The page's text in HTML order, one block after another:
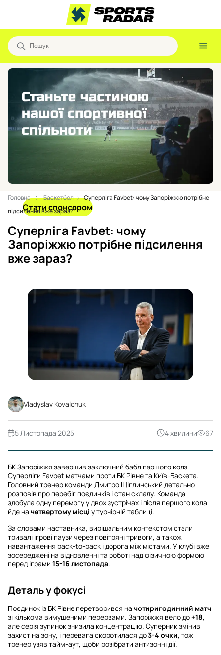
Стати спонсором
Головна Баскетбол
Суперліга Favbet: чому Запоріжжю потрібне
підсилення вже зараз?
Суперліга Favbet: чому
Запоріжжю потрібне підсилення
вже зараз?
Vladyslav Kovalchuk
4 хвилини 67
5 Листопада 2025
БК Запоріжжя завершив заключний бабл першого кола
Суперліги Favbet матчами проти БК Рівне та Київ-Баскета.
Головний тренер команди Дмитро Щіглинський детально
розповів про перебіг поєдинків і стан складу. Команда
здобула одну перемогу у двох зустрічах і після першого кола
йде на четвертому місці у турнірній таблиці.
За словами наставника, вирішальним контекстом стали
тривалі ігрові паузи через повітряні тривоги, а також
навантаження back-to-back і дорога між містами. У клубі вже
зосереджені на відновленні та роботі над фізичною формою
перед іграми 15-16 листопада.
Деталь у фокусі
Поєдинок із БК Рівне перетворився на чотиригодинний матч
зі кількома вимушеними перервами. Запоріжжя вело до+18,
але серія зупинок знизила концентрацію. Суперник змінив
захист на зону, і перевага скоротилася до3-4 очки, тож
тренер узяв тайм-аут, щоби розібрати антизонні дії.